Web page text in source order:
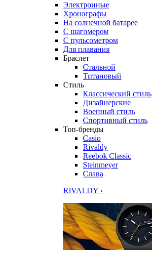
Электронные
Хронографы
На солнечной батарее
С шагомером
С пульсометром
Для плавания
Браслет
Стальной
Титановый
Стиль
Классический стиль
Дизайнерские
Военный стиль
Спортивный стиль
Топ-бренды
Casio
Rivaldy
Reebok Classic
Steinmeyer
Слава
RIVALDY ›